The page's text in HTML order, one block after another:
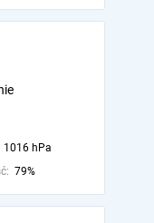
1016 hPa
79%